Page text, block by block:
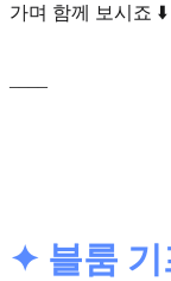
가며 함께 보시죠 ⬇️
✦ 블룸 기